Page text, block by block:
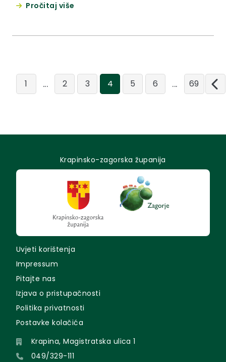
Pročitaj više
1 ... 2 3 4 5 6 ... 69
Krapinsko-zagorska županija
Uvjeti korištenja
Impressum
Pitajte nas
Izjava o pristupačnosti
Politika privatnosti
Postavke kolačića
Krapina, Magistratska ulica 1
049/329-111